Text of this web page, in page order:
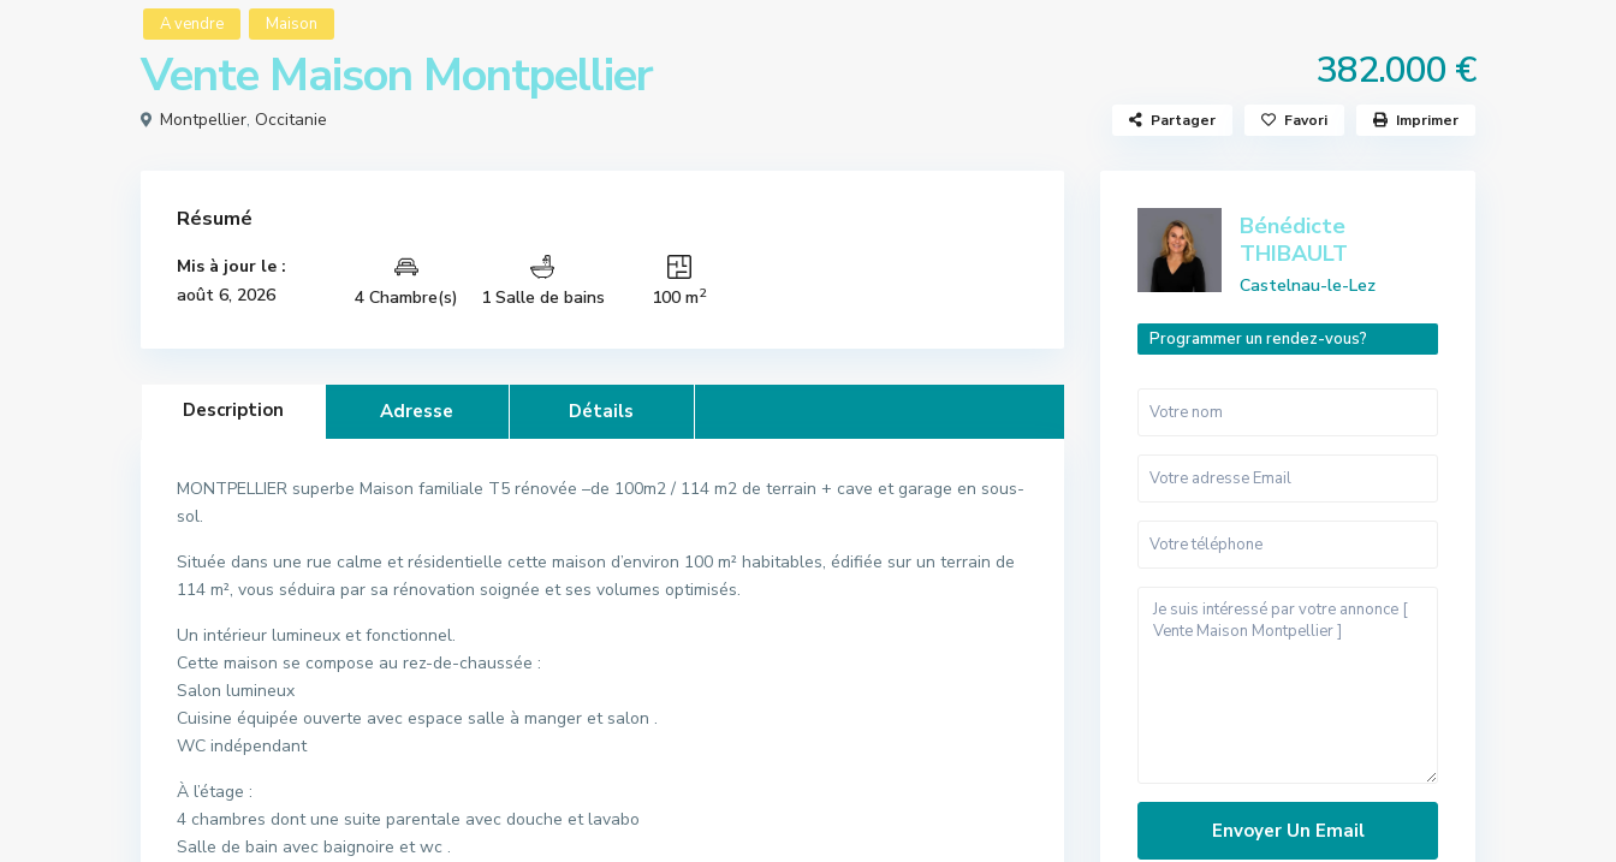
A vendre Maison
Vente Maison Montpellier 382.000 €
Montpellier, Occitanie Partager Favori Imprimer
Résumé
Mis à jour le :
août 6, 2026
4 Chambre(s) 1 Salle de bains 100 m2
Description Adresse Détails
MONTPELLIER superbe Maison familiale T5 rénovée –de 100m2 / 114 m2 de terrain + cave et garage en sous-
sol.
Située dans une rue calme et résidentielle cette maison d’environ 100 m² habitables, édifiée sur un terrain de
114 m², vous séduira par sa rénovation soignée et ses volumes optimisés.
Un intérieur lumineux et fonctionnel.
Cette maison se compose au rez-de-chaussée :
Salon lumineux
Cuisine équipée ouverte avec espace salle à manger et salon .
WC indépendant
À l’étage :
4 chambres dont une suite parentale avec douche et lavabo
Salle de bain avec baignoire et wc .
Bénédicte
THIBAULT
Castelnau-le-Lez
Programmer un rendez-vous?